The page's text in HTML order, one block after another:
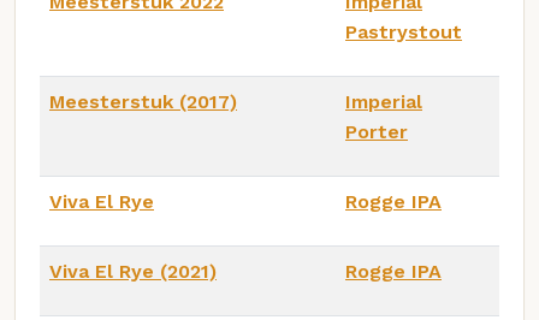
Pastrystout
Meesterstuk (2017)
Imperial
Porter
Viva El Rye Rogge IPA
Viva El Rye (2021) Rogge IPA